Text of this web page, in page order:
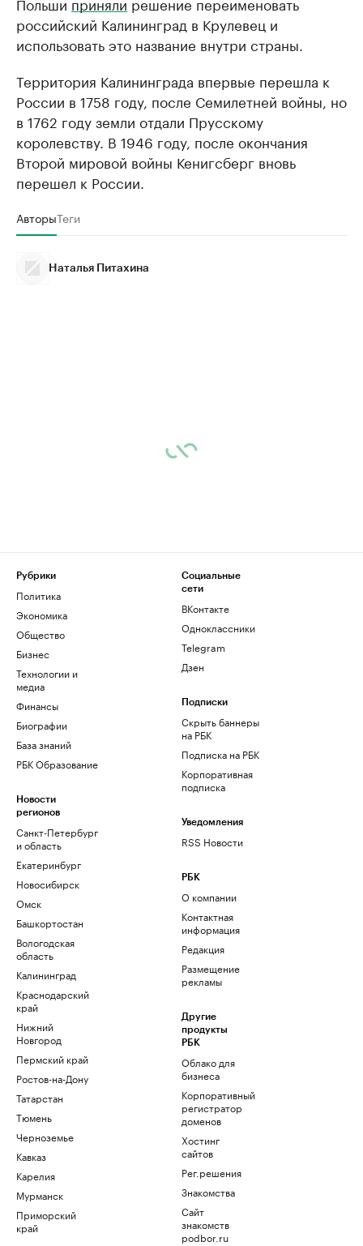
российский Калининград в Крулевец и
использовать это название внутри страны.
Территория Калининграда впервые перешла к
России в 1758 году, после Семилетней войны, но
в 1762 году земли отдали Прусскому
королевству. В 1946 году, после окончания
Второй мировой войны Кенигсберг вновь
перешел к России.
АвторыТеги
Наталья Питахина
Рубрики
Политика
Экономика
Общество
Бизнес
Технологии и
медиа
Финансы
Биографии
База знаний
РБК Образование
Новости
регионов
Санкт-Петербург
и область
Екатеринбург
Новосибирск
Омск
Башкортостан
Вологодская
область
Калининград
Краснодарский
край
Нижний
Новгород
Пермский край
Ростов-на-Дону
Татарстан
Тюмень
Черноземье
Кавказ
Карелия
Мурманск
Приморский
край
Социальные
сети
ВКонтакте
Одноклассники
Telegram
Дзен
Подписки
Скрыть баннеры
на РБК
Подписка на РБК
Корпоративная
подписка
Уведомления
RSS Новости
РБК
О компании
Контактная
информация
Редакция
Размещение
рекламы
Другие
продукты
РБК
Облако для
бизнеса
Корпоративный
регистратор
доменов
Хостинг
сайтов
Рег.решения
Знакомства
Сайт
знакомств
podbor.ru